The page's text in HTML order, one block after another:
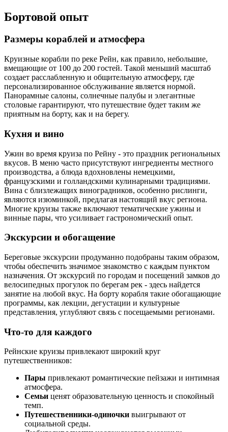
Бортовой опыт
Размеры кораблей и атмосфера
Круизные корабли по реке Рейн, как правило, небольшие,
вмещающие от 100 до 200 гостей. Такой меньший масштаб
создает расслабленную и общительную атмосферу, где
персонализированное обслуживание является нормой.
Панорамные салоны, солнечные палубы и элегантные
столовые гарантируют, что путешествие будет таким же
приятным на борту, как и на берегу.
Кухня и вино
Ужин во время круиза по Рейну - это праздник региональных
вкусов. В меню часто присутствуют ингредиенты местного
производства, а блюда вдохновлены немецкими,
французскими и голландскими кулинарными традициями.
Вина с близлежащих виноградников, особенно рислинги,
являются изюминкой, предлагая настоящий вкус региона.
Многие круизы также включают тематические ужины и
винные пары, что усиливает гастрономический опыт.
Экскурсии и обогащение
Береговые экскурсии продуманно подобраны таким образом,
чтобы обеспечить значимое знакомство с каждым пунктом
назначения. От экскурсий по городам и посещений замков до
велосипедных прогулок по берегам рек - здесь найдется
занятие на любой вкус. На борту корабля такие обогащающие
программы, как лекции, дегустации и культурные
представления, углубляют связь с посещаемыми регионами.
Что-то для каждого
Рейнские круизы привлекают широкий круг
путешественников:
Пары привлекают романтические пейзажи и интимная
атмосфера.
Семьи ценят образовательную ценность и спокойный
темп.
Путешественники-одиночки выигрывают от
социальной среды.